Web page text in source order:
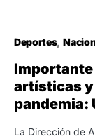
Deportes
artísticas
pandemia:
La Dirección de